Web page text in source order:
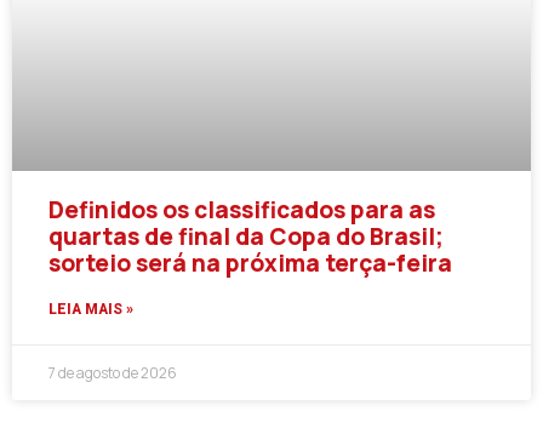
Definidos os classificados para as
quartas de final da Copa do Brasil;
sorteio será na próxima terça-feira
LEIA MAIS »
7 de agosto de 2026